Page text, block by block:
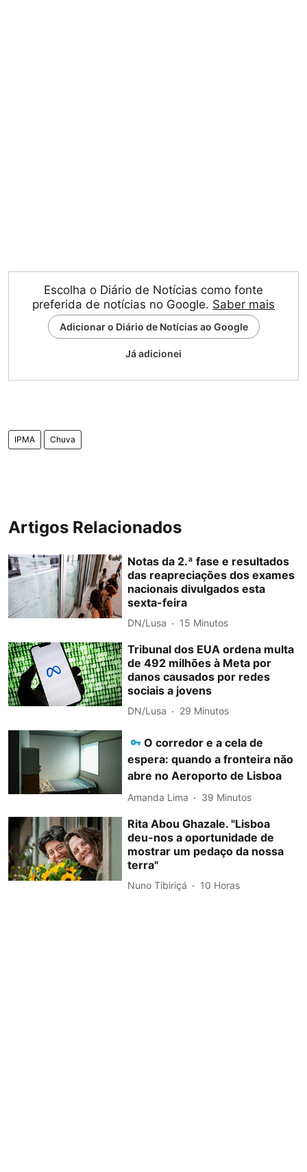
Escolha o Diário de Notícias como fonte
preferida de notícias no Google. Saber mais
Adicionar o Diário de Notícias ao Google
Já adicionei
IPMA Chuva
Artigos Relacionados
Notas da 2.ª fase e resultados
das reapreciações dos exames
nacionais divulgados esta
sexta-feira
DN/Lusa 15 Minutos
Tribunal dos EUA ordena multa
de 492 milhões à Meta por
danos causados por redes
sociais a jovens
DN/Lusa 29 Minutos
O corredor e a cela de
espera: quando a fronteira não
abre no Aeroporto de Lisboa
Amanda Lima 39 Minutos
Rita Abou Ghazale. "Lisboa
deu-nos a oportunidade de
mostrar um pedaço da nossa
terra"
Nuno Tibiriçá 10 Horas